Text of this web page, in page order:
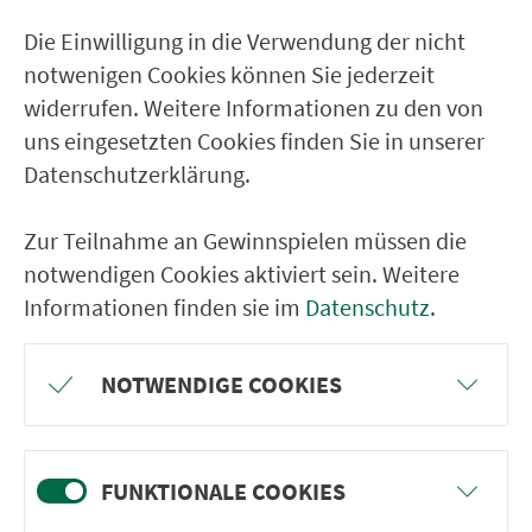
Suchen
Ver­kehrs­ver­bund Groß­raum
Nürn­berg
Die Einwilligung in die Verwendung der nicht
notwenigen Cookies können Sie jederzeit
widerrufen. Weitere Informationen zu den von
uns eingesetzten Cookies finden Sie in unserer
Datenschutzerklärung.
Zur Teilnahme an Gewinnspielen müssen die
notwendigen Cookies aktiviert sein. Weitere
Informationen finden sie im Datenschutz.
NOTWENDIGE COOKIES
FUNKTIONALE COOKIES